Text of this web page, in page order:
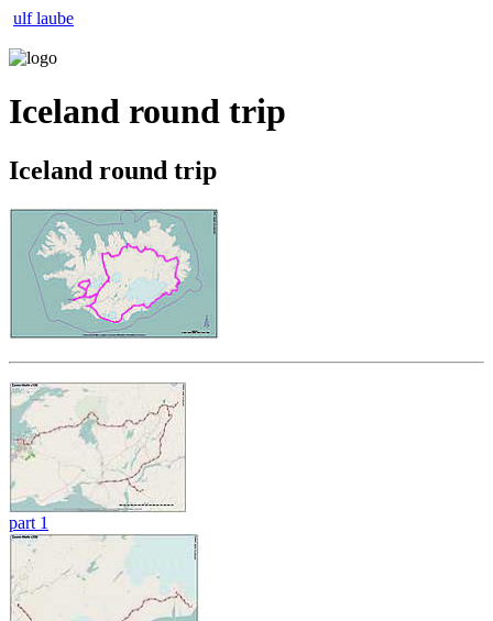
ulf laube
Iceland round trip
Iceland round trip
part 1